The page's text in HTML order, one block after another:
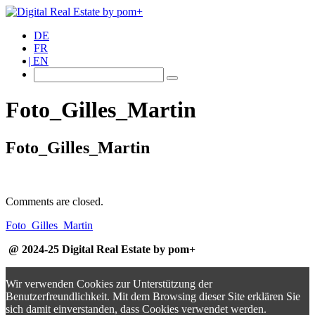
DE
FR
EN
Foto_Gilles_Martin
Foto_Gilles_Martin
Comments are closed.
Foto_Gilles_Martin
@ 2024-25 Digital Real Estate by pom+
Wir verwenden Cookies zur Unterstützung der
Benutzerfreundlichkeit. Mit dem Browsing dieser Site erklären Sie
sich damit einverstanden, dass Cookies verwendet werden.